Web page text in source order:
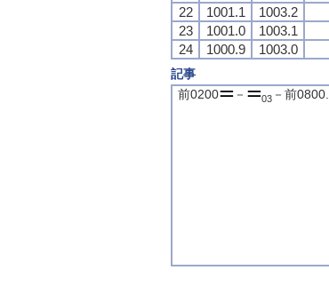
22
1001.1 1003.2
23
1001.0 1003.1
24
1000.9 1003.0
記事
前0200
－ 03－前0800.